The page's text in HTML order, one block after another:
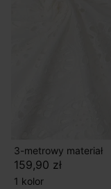
3-metrowy materiał
159,90 zł
1 kolor